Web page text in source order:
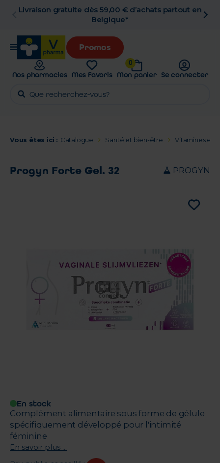
en
Retrait en pharmacie gratuit
Promos
Nos pharmacies Mes favoris
0
Mon panier Se connecter
Vous êtes ici : Catalogue Santé et bien-être Vitamines et
Progyn Forte Gel. 32 PROGYN
En stock
Complément alimentaire sous forme de gélule
spécifiquement développé pour l'intimité
féminine
En savoir plus ...